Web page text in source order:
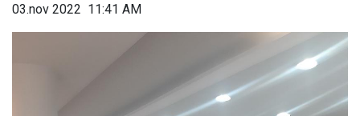
03.nov 2022 11:41 AM